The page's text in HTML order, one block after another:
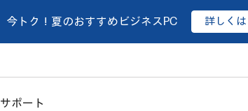
今トク！夏のおすすめビジネスPC 詳しく
サポート